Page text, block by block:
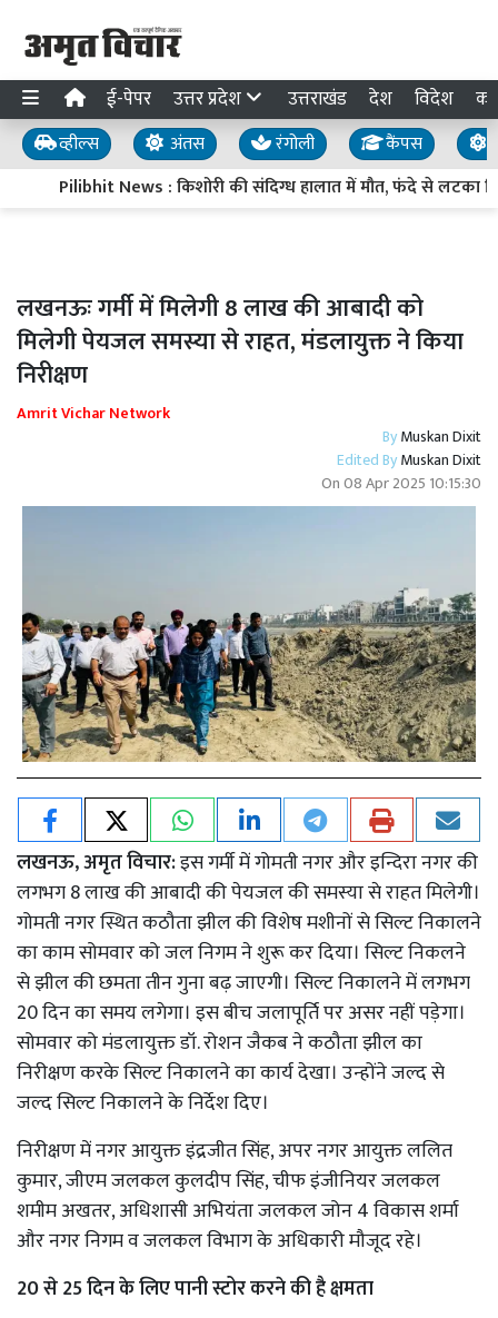
ई-पेपर उत्तर प्रदेश उत्तराखंड देश विदेश
व्हील्स अंतस रंगोली कैंपस
Pilibhit News : किशोरी की संदिग्ध हालात में मौत, फंदे से लटका
लखनऊः गर्मी में मिलेगी 8 लाख की आबादी को
मिलेगी पेयजल समस्या से राहत, मंडलायुक्त ने किया
निरीक्षण
Amrit Vichar Network
ByMuskan Dixit
Edited ByMuskan Dixit
On08 Apr 2025 10:15:30
लखनऊ, अमृत विचार:इस गर्मी में गोमती नगर और इन्दिरा नगर की
लगभग 8 लाख की आबादी की पेयजल की समस्या से राहत मिलेगी।
गोमती नगर स्थित कठौता झील की विशेष मशीनों से सिल्ट निकालने
का काम सोमवार को जल निगम ने शुरू कर दिया। सिल्ट निकलने
से झील की छमता तीन गुना बढ़ जाएगी। सिल्ट निकालने में लगभग
20 दिन का समय लगेगा। इस बीच जलापूर्ति पर असर नहीं पड़ेगा।
सोमवार को मंडलायुक्त डॉ. रोशन जैकब ने कठौता झील का
निरीक्षण करके सिल्ट निकालने का कार्य देखा। उन्होंने जल्द से
जल्द सिल्ट निकालने के निर्देश दिए।
निरीक्षण में नगर आयुक्त इंद्रजीत सिंह, अपर नगर आयुक्त ललित
कुमार, जीएम जलकल कुलदीप सिंह, चीफ इंजीनियर जलकल
शमीम अखतर, अधिशासी अभियंता जलकल जोन 4 विकास शर्मा
और नगर निगम व जलकल विभाग के अधिकारी मौजूद रहे।
20 से 25 दिन के लिए पानी स्टोर करने की है क्षमता